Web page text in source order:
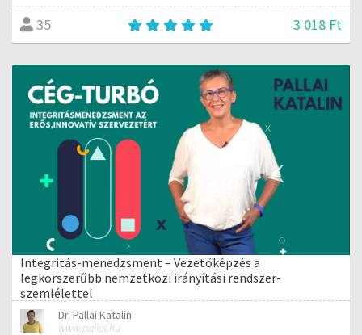
35 3 018 Ft
Integritás-menedzsment – Vezetőképzés a
legkorszerűbb nemzetközi irányítási rendszer-
szemlélettel
Dr. Pallai Katalin
www.pallai.hu